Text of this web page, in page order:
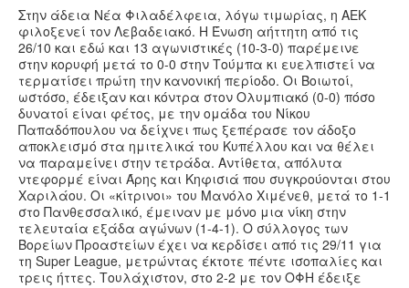
Στην άδεια Νέα Φιλαδέλφεια, λόγω τιμωρίας, η ΑΕΚ
φιλοξενεί τον Λεβαδειακό. Η Ένωση αήττητη από τις
26/10 και εδώ και 13 αγωνιστικές (10-3-0) παρέμεινε
στην κορυφή μετά το 0-0 στην Τούμπα κι ευελπιστεί να
τερματίσει πρώτη την κανονική περίοδο. Οι Βοιωτοί,
ωστόσο, έδειξαν και κόντρα στον Ολυμπιακό (0-0) πόσο
δυνατοί είναι φέτος, με την ομάδα του Νίκου
Παπαδόπουλου να δείχνει πως ξεπέρασε τον άδοξο
αποκλεισμό στα ημιτελικά του Κυπέλλου και να θέλει
να παραμείνει στην τετράδα. Αντίθετα, απόλυτα
ντεφορμέ είναι Άρης και Κηφισιά που συγκρούονται στου
Χαριλάου. Οι «κίτρινοι» του Μανόλο Χιμένεθ, μετά το 1-1
στο Πανθεσσαλικό, έμειναν με μόνο μια νίκη στην
τελευταία εξάδα αγώνων (1-4-1). Ο σύλλογος των
Βορείων Προαστείων έχει να κερδίσει από τις 29/11 για
τη Super League, μετρώντας έκτοτε πέντε ισοπαλίες και
τρεις ήττες. Τουλάχιστον, στο 2-2 με τον ΟΦΗ έδειξε